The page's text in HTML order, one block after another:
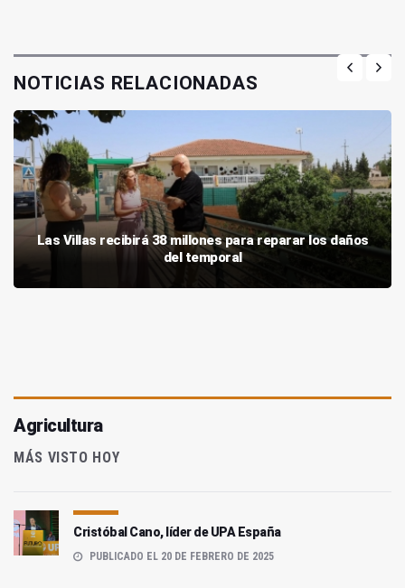
NOTICIAS RELACIONADAS
Las Villas recibirá 38 millones para reparar los daños
del temporal
Agricultura
MÁS VISTO HOY
Cristóbal Cano, líder de UPA España
PUBLICADO EL 20 DE FEBRERO DE 2025